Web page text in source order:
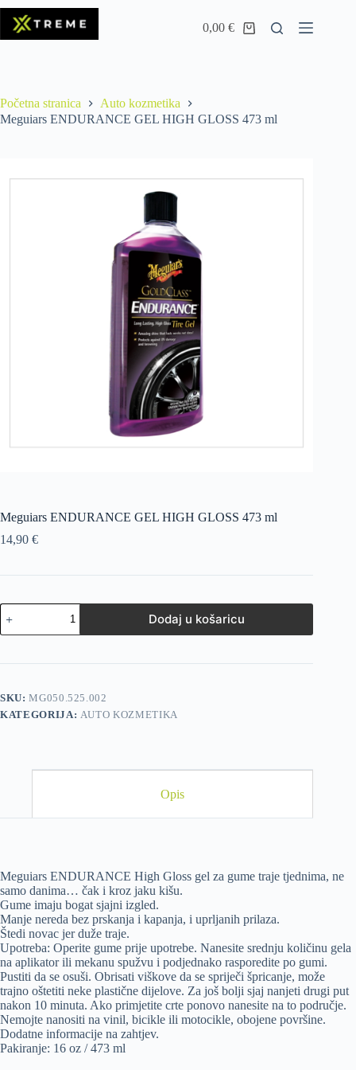
0,00€
Početna stranica
Auto kozmetika
Meguiars ENDURANCE GEL HIGH GLOSS 473 ml
Meguiars ENDURANCE GEL HIGH GLOSS 473 ml
14,90 €
Dodaj u košaricu
SKU:MG050.525.002
KATEGORIJA: AUTO KOZMETIKA
Opis
Meguiars ENDURANCE High Gloss gel za gume traje tjednima, ne
samo danima… čak i kroz jaku kišu.
Gume imaju bogat sjajni izgled.
Manje nereda bez prskanja i kapanja, i uprljanih prilaza.
Štedi novac jer duže traje.
Upotreba: Operite gume prije upotrebe. Nanesite srednju količinu gela
na aplikator ili mekanu spužvu i podjednako rasporedite po gumi.
Pustiti da se osuši. Obrisati viškove da se spriječi špricanje, može
trajno oštetiti neke plastične dijelove. Za još bolji sjaj nanjeti drugi put
nakon 10 minuta. Ako primjetite crte ponovo nanesite na to područje.
Nemojte nanositi na vinil, bicikle ili motocikle, obojene površine.
Dodatne informacije na zahtjev.
Pakiranje: 16 oz / 473 ml